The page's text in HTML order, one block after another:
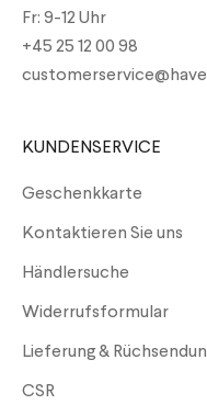
Fr: 9-12 Uhr
+45 25 12 00 98
KUNDENSERVICE
Geschenkkarte
Kontaktieren Sie uns
Händlersuche
Widerrufsformular
Lieferung &
CSR